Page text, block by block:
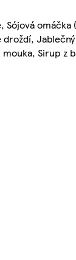
Sójová omáčka
mouka, Sirup z